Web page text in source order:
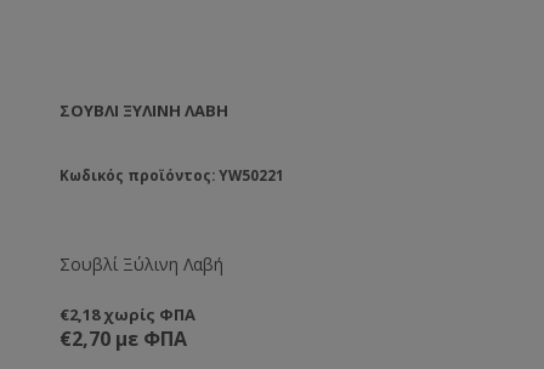
ΣΟΥΒΛΊ ΞΎΛΙΝΗ ΛΑΒΉ
Κωδικός προϊόντος: YW50221
Σουβλί Ξύλινη Λαβή
€2,18 χωρίς ΦΠΑ
€2,70 με ΦΠΑ